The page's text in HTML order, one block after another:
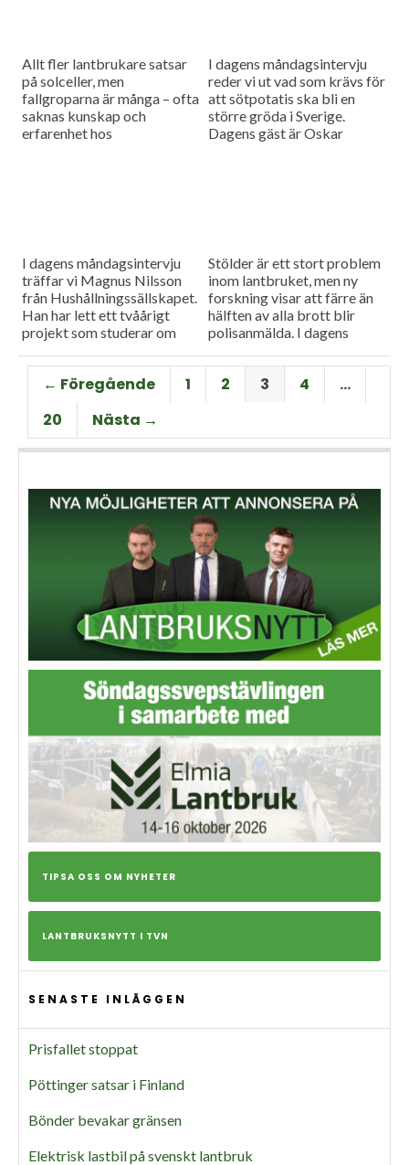
Vi har också...
Allt fler lantbrukare satsar
på solceller, men
fallgroparna är många – ofta
saknas kunskap och
erfarenhet hos
I dagens måndagsintervju
reder vi ut vad som krävs för
att sötpotatis ska bli en
större gröda i Sverige.
Dagens gäst är Oskar
I dagens måndagsintervju
träffar vi Magnus Nilsson
från Hushållningssällskapet.
Han har lett ett tvåårigt
projekt som studerar om
startgivan för fodermajs.
Det skulle kunna leda till
mindre övergödning och att
odlaren sparar pengar.
Stölder är ett stort problem
inom lantbruket, men ny
forskning visar att färre än
hälften av alla brott blir
polisanmälda. I dagens
Bengtsson berätta mer om
sin studie bland 570
lantbrukare,
åkare.
← Föregående 1 2 3 4
…
20
Nästa →
TIPSA OSS OM NYHETER
LANTBRUKSNYTT I TVN
SENASTE INLÄGGEN
Prisfallet stoppat
Pöttinger satsar i Finland
Bönder bevakar gränsen
Elektrisk lastbil på svenskt lantbruk